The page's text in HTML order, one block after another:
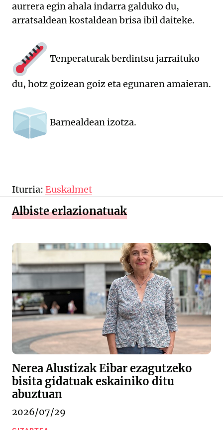
aurrera egin ahala indarra galduko du,
arratsaldean kostaldean brisa ibil daiteke.
Tenperaturak berdintsu jarraituko
du, hotz goizean goiz eta egunaren amaieran.
Barnealdean izotza.
Iturria: Euskalmet
Albiste erlazionatuak
Nerea Alustizak Eibar ezagutzeko
bisita gidatuak eskainiko ditu
abuztuan
2026/07/29